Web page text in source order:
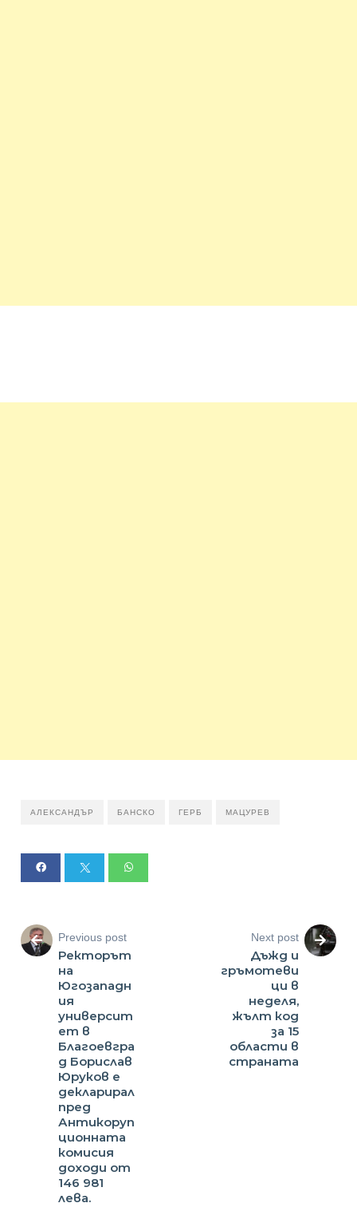
АЛЕКСАНДЪР БАНСКО ГЕРБ МАЦУРЕВ
Previous post
Ректорът
на
Югозападн
ия
университ
ет в
Благоевгра
д Борислав
Юруков е
декларирал
пред
Антикоруп
ционната
комисия
доходи от
146 981
лева.
Next post
Дъжд и
гръмотеви
ци в
неделя,
жълт код
за 15
области в
страната